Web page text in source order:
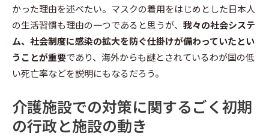
かった理由を述べたい。マスクの着用をはじめとした日本人
の生活習慣も理由の一つであると思うが、 我々の社会システ
ム、社会制度に感染の拡大を防ぐ仕掛けが備わっていたとい
うことが重要であり、海外からも謎とされているわが国の低
い死亡率などを説明にもなるだろう。
介護施設での対策に関するごく初期
の行政と施設の動き